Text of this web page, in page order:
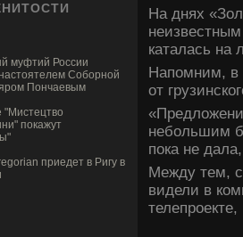
муфтий России
Соборной
Пончаевым
"Мистецтво
покажут
приедет в Ригу в
На днях
каталась
Напомним, в
от
небольшим
пока не
Между тем,
виде­ли в